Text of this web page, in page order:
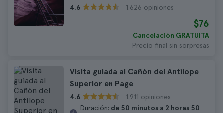
4.6 1.626 opiniones
$76
Cancelación GRATUITA
Precio final sin sorpresas
Visita guiada al Cañón del Antílope
Superior en Page
4.6
1.911 opiniones
Duración: de 50 minutos a 2 horas 50